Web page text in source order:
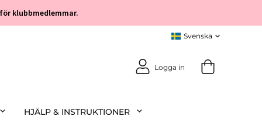
klubbmedlemmar.
Logga in
HJÄLP & INSTRUKTIONER